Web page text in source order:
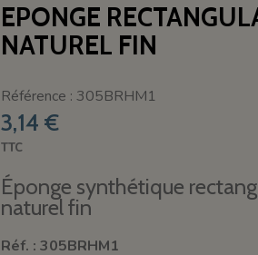
EPONGE
NATUREL FIN
Référence : 305BRHM1
3,14 €
TTC
Éponge synthétique
naturel fin
Réf. : 305BRHM1